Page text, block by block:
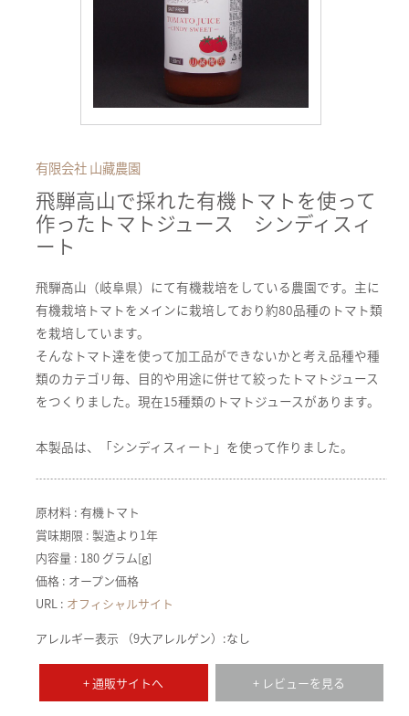
有限会社 山藏農園
飛騨高山で採れた有機トマトを使って
作ったトマトジュース シンディスィ
ート
飛騨高山（岐阜県）にて有機栽培をしている農園です。主に
有機栽培トマトをメインに栽培しており約80品種のトマト類
を栽培しています。
そんなトマト達を使って加工品ができないかと考え品種や種
類のカテゴリ毎、目的や用途に併せて絞ったトマトジュース
をつくりました。現在15種類のトマトジュースがあります。
本製品は、「シンディスィート」を使って作りました。
原材料 : 有機トマト
賞味期限 : 製造より1年
内容量 : 180 グラム[g]
価格 : オープン価格
URL : オフィシャルサイト
アレルギー表示 （9大アレルゲン）:なし
+ 通販サイトへ + レビューを見る